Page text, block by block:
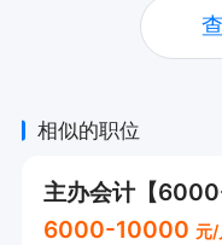
相似的职位
6000-10000 元/